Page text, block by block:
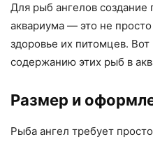
Для рыб ангелов создание
аквариума — это не
здоровье их питомцев. Вот
содержанию этих рыб в
Размер и
Рыба ангел требует